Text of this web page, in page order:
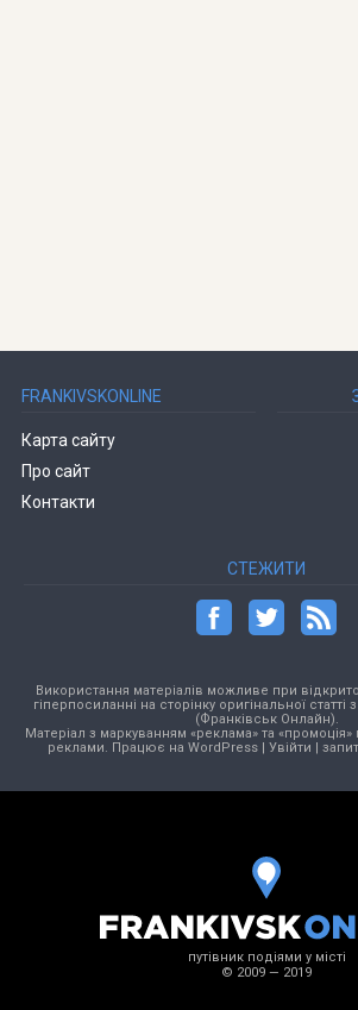
FRANKIVSKONLINE
Карта сайту
Про сайт
Контакти
СТЕЖИТИ
Використання матеріалів можливе при
гіперпосиланні на сторінку оригінальної статті
(Франківськ Онлайн).
Матеріал з маркуванням «реклама» та «промоція»
реклами. Працює на WordPress| Увійти |
путівник подіями у місті
© 2009 — 2019